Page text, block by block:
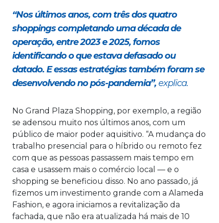
“Nos últimos anos, com três dos quatro
shoppings completando uma década de
operação, entre 2023 e 2025, fomos
identificando o que estava defasado ou
datado. E essas estratégias também foram se
desenvolvendo no pós-pandemia”,explica.
No Grand Plaza Shopping, por exemplo, a região
se adensou muito nos últimos anos, com um
público de maior poder aquisitivo. “A mudança do
trabalho presencial para o híbrido ou remoto fez
com que as pessoas passassem mais tempo em
casa e usassem mais o comércio local — e o
shopping se beneficiou disso. No ano passado, já
fizemos um investimento grande com a Alameda
Fashion, e agora iniciamos a revitalização da
fachada, que não era atualizada há mais de 10